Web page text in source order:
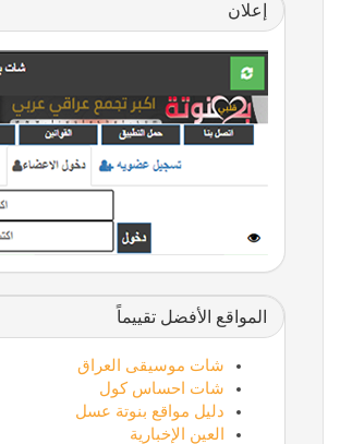
إعلان
المواقع الأفضل تقييماً
شات موسيقى العراق
شات احساس كول
دليل مواقع بنوتة عسل
العين الإخبارية